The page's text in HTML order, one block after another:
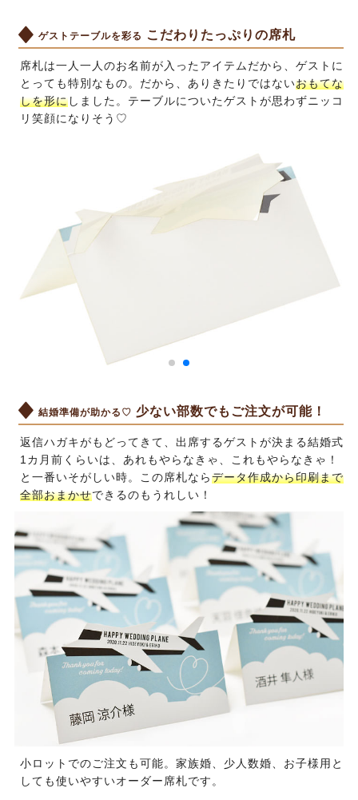
ゲストテーブルを彩る こだわりたっぷりの席札
席札は一人一人のお名前が入ったアイテムだから、ゲストに
とっても特別なもの。だから、ありきたりではないおもてな
しを形にしました。テーブルについたゲストが思わずニッコ
リ笑顔になりそう♡
結婚準備が助かる♡ 少ない部数でもご注文が可能！
返信ハガキがもどってきて、出席するゲストが決まる結婚式
1カ月前くらいは、あれもやらなきゃ、これもやらなきゃ！
と一番いそがしい時。この席札ならデータ作成から印刷まで
全部おまかせできるのもうれしい！
小ロットでのご注文も可能。家族婚、少人数婚、お子様用と
しても使いやすいオーダー席札です。